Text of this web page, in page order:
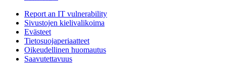
Report an IT vulnerability
Sivustojen kielivalikoima
Evästeet
Tietosuojaperiaatteet
Oikeudellinen huomautus
Saavutettavuus